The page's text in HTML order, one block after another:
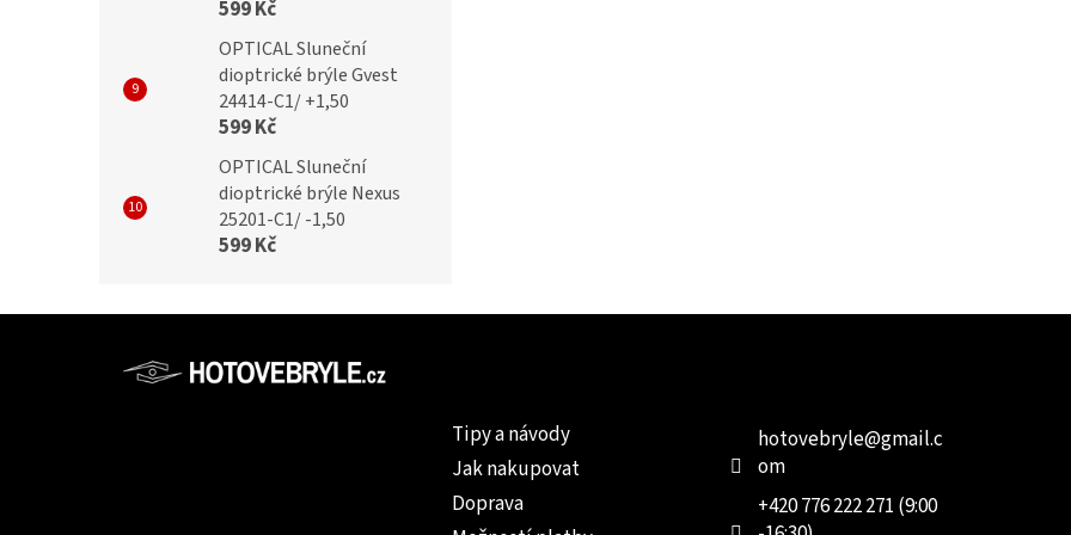
599 Kč
OPTICAL Sluneční
dioptrické brýle Gvest
24414-C1/ +1,50
599 Kč
OPTICAL Sluneční
dioptrické brýle Nexus
25201-C1/ -1,50
599 Kč
Tipy a návody
Jak nakupovat
Doprava
hotovebryle@gmail.c
om
+420 776 222 271 (9:00